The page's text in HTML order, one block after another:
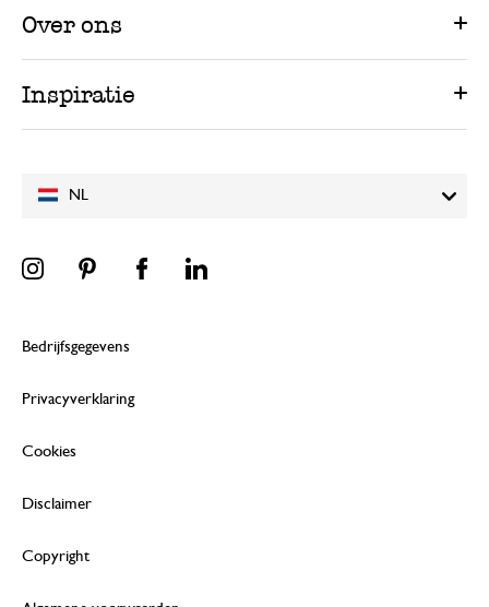
NL
Over ons
Inspiratie
Bedrijfsgegevens
Privacyverklaring
Cookies
Disclaimer
Copyright